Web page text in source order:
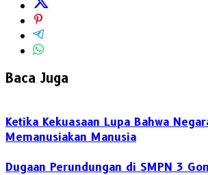
Baca Juga
Ketika Kekuasaan Lupa Bahwa
Memanusiakan Manusia
Dugaan Perundungan di SMPN 3